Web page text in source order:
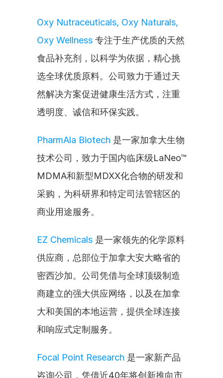
Oxy Nutraceuticals, Oxy Naturals,
Oxy Wellness 专注于生产优质的天然
食品补充剂，以科学为依据，精心挑
选全球优质原料。公司致力于通过天
然解决方案促进健康生活方式，注重
透明度、诚信和环保实践。
PharmAla Biotech 是一家加拿大生物
技术公司，致力于国内临床级LaNeo™
MDMA和新型MDXX化合物的研发和
采购，为科研界和特定司法管辖区的
商业用途服务。
EZ Chemicals 是一家领先的化学原料
供应商，总部位于加拿大安大略省的
密西沙加。公司凭借与全球顶级制造
商建立的强大供应网络，以及在加拿
大和美国的本地运营，提供全球连接
和响应式定制服务。
Focal Point Research 是一家新产品
咨询公司，凭借近40年将创新推向市